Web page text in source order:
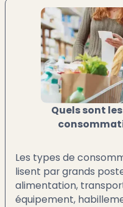
Quels sont
Les types de
lisent par grands
alimentation,
équipement,